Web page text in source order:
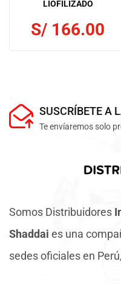
LIOFILIZADO
S/ 166.00
SUSCRÍBETE A
Te envíaremos solo
Somos Distribuidores
Shaddai es una
sedes oficiales en